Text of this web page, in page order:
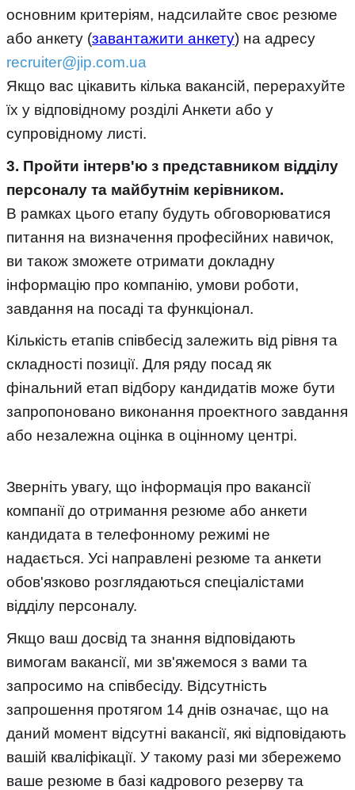
основним критеріям, надсилайте своє резюме
або анкету (завантажити анкету) на адресу
recruiter@jip.com.ua
Якщо вас цікавить кілька вакансій, перерахуйте
їх у відповідному розділі Анкети або у
супровідному листі.
3. Пройти інтерв'ю з представником відділу
персоналу та майбутнім керівником.
В рамках цього етапу будуть обговорюватися
питання на визначення професійних навичок,
ви також зможете отримати докладну
інформацію про компанію, умови роботи,
завдання на посаді та функціонал.
Кількість етапів співбесід залежить від рівня та
складності позиції. Для ряду посад як
фінальний етап відбору кандидатів може бути
запропоновано виконання проектного завдання
або незалежна оцінка в оцінному центрі.
Зверніть увагу, що інформація про вакансії
компанії до отримання резюме або анкети
кандидата в телефонному режимі не
надається. Усі направлені резюме та анкети
обов'язково розглядаються спеціалістами
відділу персоналу.
Якщо ваш досвід та знання відповідають
вимогам вакансії, ми зв'яжемося з вами та
запросимо на співбесіду. Відсутність
запрошення протягом 14 днів означає, що на
даний момент відсутні вакансії, які відповідають
вашій кваліфікації. У такому разі ми збережемо
ваше резюме в базі кадрового резерву та